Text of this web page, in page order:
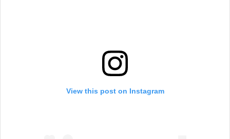
View this post on Instagram